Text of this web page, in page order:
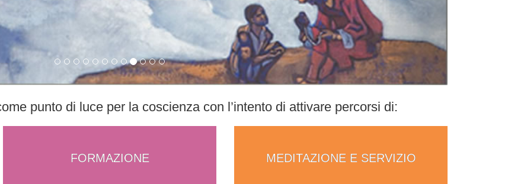
punto di luce per la coscienza con l’intento di attivare percorsi di:
FORMAZIONE MEDITAZIONE E SERVIZIO